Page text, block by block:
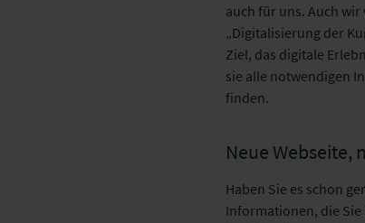
auch für uns. Auch
„Digitalisierung der
Ziel, das digitale
sie alle notwendigen
finden.
Neue Webseite,
Haben Sie es schon
Informationen, die